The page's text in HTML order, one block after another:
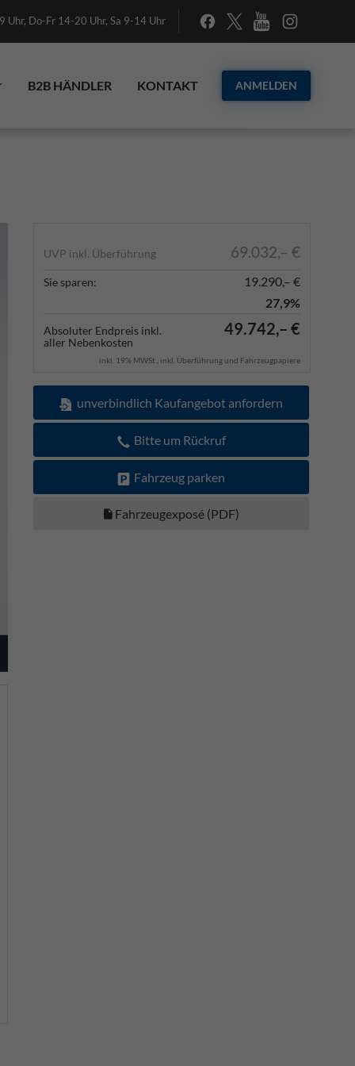
Do-Fr 14-20 Uhr, Sa 9-14 Uhr
B2B HÄNDLER KONTAKT ANMELDEN
UVP inkl. Überführung 69.032,– €
Sie sparen:
19.290,– €
27,9%
Absoluter Endpreis inkl.
aller Nebenkosten
49.742,– €
inkl. 19% MWSt., inkl. Überführung und Fahrzeugpapiere
unverbindlich Kaufangebot anfordern
Bitte um Rückruf
Fahrzeug parken
Fahrzeugexposé (PDF)